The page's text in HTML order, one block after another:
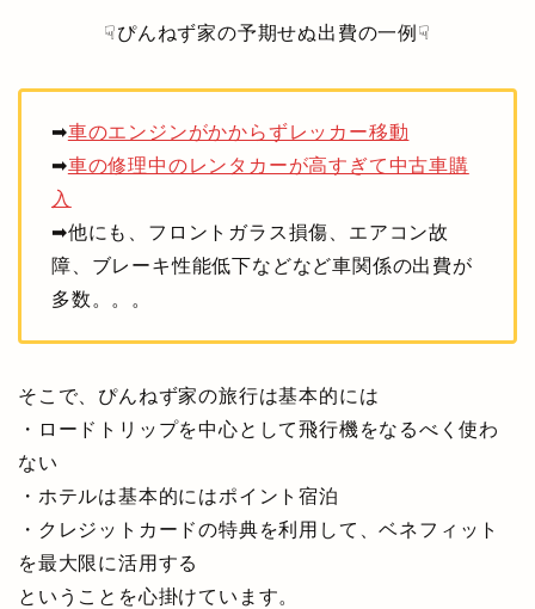
☟ぴんねず家の予期せぬ出費の一例☟
➡車のエンジンがかからずレッカー移動
➡車の修理中のレンタカーが高すぎて中古車購
入
➡他にも、フロントガラス損傷、エアコン故
障、ブレーキ性能低下などなど車関係の出費が
多数。。。
そこで、ぴんねず家の旅行は基本的には
・ロードトリップを中心として飛行機をなるべく使わ
ない
・ホテルは基本的にはポイント宿泊
・クレジットカードの特典を利用して、ベネフィット
を最大限に活用する
ということを心掛けています。